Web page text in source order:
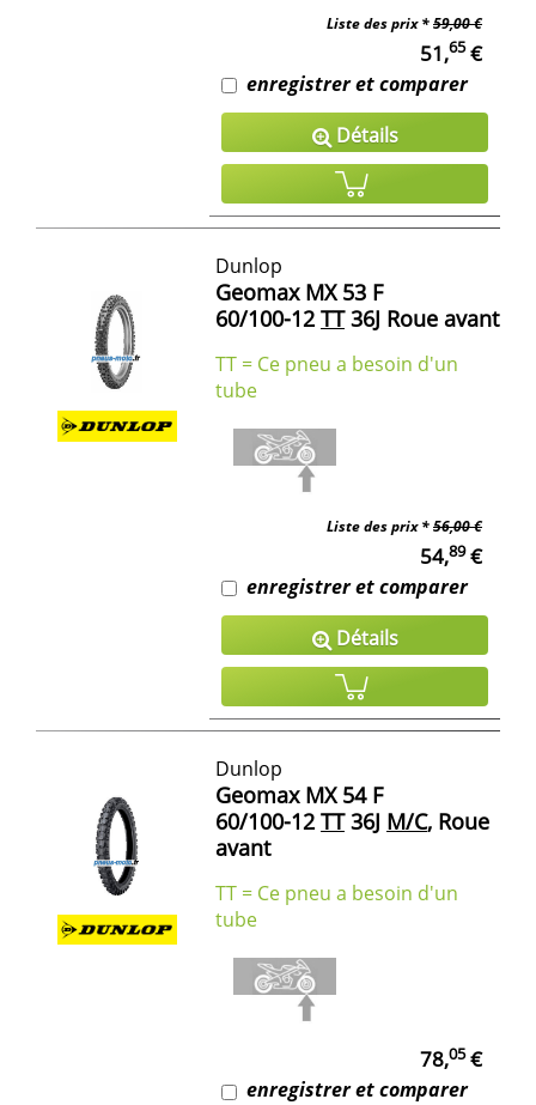
Liste des prix *59,00 €
51,65€
enregistrer et comparer
Détails
Dunlop
Geomax MX 53 F
60/100-12 TT36J Roue avant
TT = Ce pneu a besoin d'un
tube
Liste des prix *56,00 €
54,89€
enregistrer et comparer
Détails
Dunlop
Geomax MX 54 F
60/100-12 TT36J M/C, Roue
avant
TT = Ce pneu a besoin d'un
tube
78,05€
enregistrer et comparer